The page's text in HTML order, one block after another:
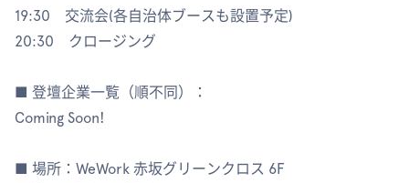
19:30 交流会(各自治体ブースも設置予定)
20:30 クロージング
■ 登壇企業一覧（順不同）：
Coming Soon!
■ 場所：WeWork 赤坂グリーンクロス 6F